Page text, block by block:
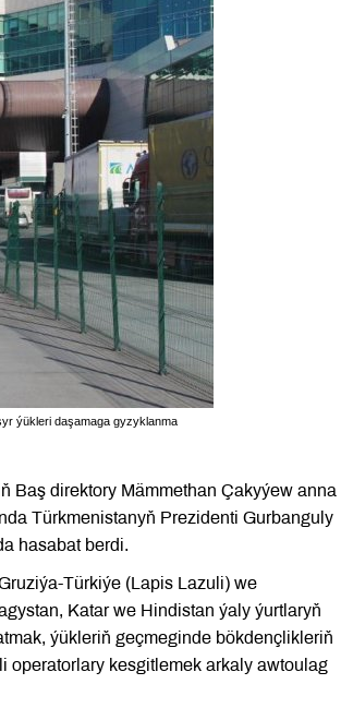
ýükleri daşamaga gyzyklanma
Baş direktory Mämmethan Çakyýew anna
Türkmenistanyň Prezidenti Gurbanguly
hasabat berdi.
Türkiýe (Lapis Lazuli) we
Katar we Hindistan ýaly ýurtlaryň
ýükleriň geçmeginde bökdençlikleriň
operatorlary kesgitlemek arkaly awtoulag